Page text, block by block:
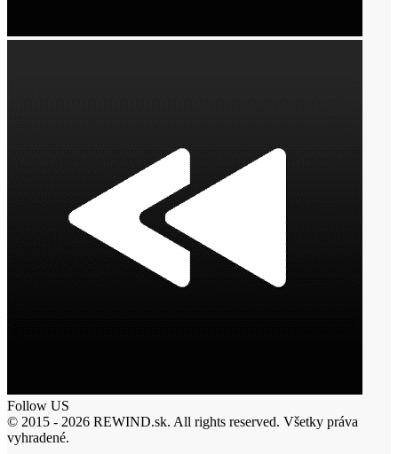
Follow US
© 2015 - 2026 REWIND.sk. All rights reserved. Všetky práva
vyhradené.